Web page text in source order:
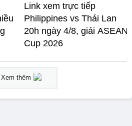
Link xem trực tiếp
Philippines vs Thái Lan
20h ngày 4/8, giải ASEAN
Cup 2026
Xem thêm